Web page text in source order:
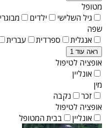
מטופל
גיל השלישי
ילדים
שפה
אנגלית
ספרדית עברית
ראה עוד 1
אופציה לטיפול
אונליין
מין
זכר
נקבה
אופציה לטיפול
אונליין
בבית המטופל